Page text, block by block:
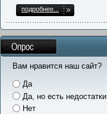
подробнее...
Опрос
Вам нравится наш сайт?
Да
Да, но есть недостатки
Нет